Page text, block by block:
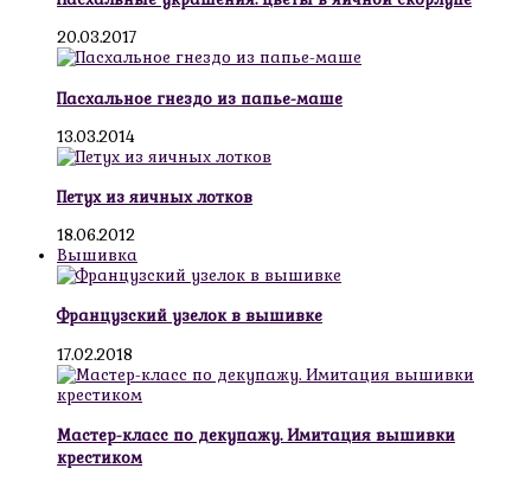
20.03.2017
Пасхальное гнездо из папье-маше
13.03.2014
Петух из яичных лотков
18.06.2012
Вышивка
Французский узелок в вышивке
17.02.2018
Мастер-класс по декупажу. Имитация вышивки
крестиком